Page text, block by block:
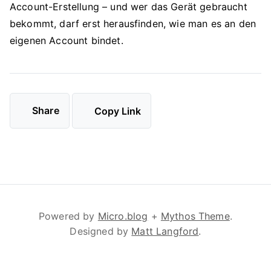
Account-Erstellung – und wer das Gerät gebraucht
bekommt, darf erst herausfinden, wie man es an den
eigenen Account bindet.
Share Copy Link
Powered by Micro.blog + Mythos Theme.
Designed by Matt Langford.